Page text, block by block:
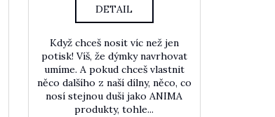
DETAIL
Když chceš nosit víc než jen
potisk! Víš, že dýmky navrhovat
umíme. A pokud chceš vlastnit
něco dalšího z naší dílny, něco, co
nosí stejnou duši jako ANIMA
produkty, tohle...